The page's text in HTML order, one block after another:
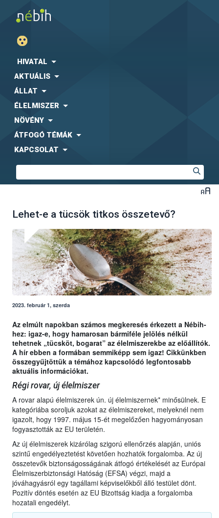
HIVATAL
AKTUÁLIS
ÁLLAT
ÉLELMISZER
NÖVÉNY
ÁTFOGÓ TÉMÁK
KAPCSOLAT
Lehet-e a tücsök titkos összetevő?
2023. február 1, szerda
Az elmúlt napokban számos megkeresés érkezett a Nébih-
hez: igaz-e, hogy hamarosan bármiféle jelölés nélkül
tehetnek „tücsköt, bogarat” az élelmiszerekbe az előállítók.
A hír ebben a formában semmiképp sem igaz! Cikkünkben
összegyűjtöttük a témához kapcsolódó legfontosabb
aktuális információkat.
Régi rovar, új élelmiszer
A rovar alapú élelmiszerek ún. új élelmiszernek* minősülnek. E
kategóriába soroljuk azokat az élelmiszereket, melyeknél nem
igazolt, hogy 1997. május 15-ét megelőzően hagyományosan
fogyasztották az EU területén.
Az új élelmiszerek kizárólag szigorú ellenőrzés alapján, uniós
szintű engedélyeztetést követően hozhatók forgalomba. Az új
összetevők biztonságosságának átfogó értékelését az Európai
Élelmiszerbiztonsági Hatóság (EFSA) végzi, majd a
jóváhagyásról egy tagállami képviselőkből álló testület dönt.
Pozitív döntés esetén az EU Bizottság kiadja a forgalomba
hozatali engedélyt.